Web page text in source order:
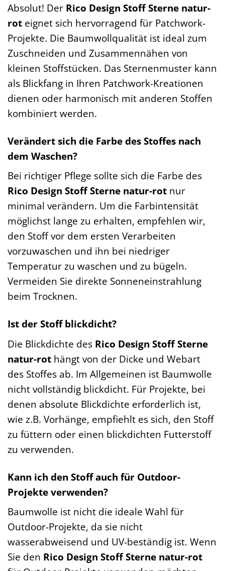
Absolut! Der Rico Design Stoff Sterne natur-
rot eignet sich hervorragend für Patchwork-
Projekte. Die Baumwollqualität ist ideal zum
Zuschneiden und Zusammennähen von
kleinen Stoffstücken. Das Sternenmuster kann
als Blickfang in Ihren Patchwork-Kreationen
dienen oder harmonisch mit anderen Stoffen
kombiniert werden.
Verändert sich die Farbe des Stoffes nach
dem Waschen?
Bei richtiger Pflege sollte sich die Farbe des
Rico Design Stoff Sterne natur-rot nur
minimal verändern. Um die Farbintensität
möglichst lange zu erhalten, empfehlen wir,
den Stoff vor dem ersten Verarbeiten
vorzuwaschen und ihn bei niedriger
Temperatur zu waschen und zu bügeln.
Vermeiden Sie direkte Sonneneinstrahlung
beim Trocknen.
Ist der Stoff blickdicht?
Die Blickdichte des Rico Design Stoff Sterne
natur-rot hängt von der Dicke und Webart
des Stoffes ab. Im Allgemeinen ist Baumwolle
nicht vollständig blickdicht. Für Projekte, bei
denen absolute Blickdichte erforderlich ist,
wie z.B. Vorhänge, empfiehlt es sich, den Stoff
zu füttern oder einen blickdichten Futterstoff
zu verwenden.
Kann ich den Stoff auch für Outdoor-
Projekte verwenden?
Baumwolle ist nicht die ideale Wahl für
Outdoor-Projekte, da sie nicht
wasserabweisend und UV-beständig ist. Wenn
Sie den Rico Design Stoff Sterne natur-rot